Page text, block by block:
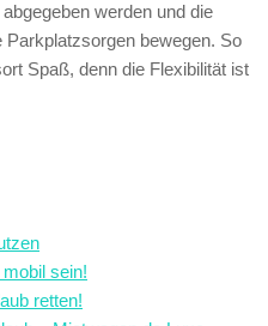
werden und die
bewegen. So
Spaß, denn die Flexibilität ist
sein!
retten!